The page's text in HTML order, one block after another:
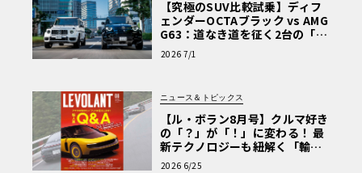
【究極のSUV比較試乗】ディフ
ェンダーOCTAブラック vs AMG
G63：道なき道を征く2台の「対
極的アプローチ」
2026 7/1
ニュース＆トピックス
【ル・ボラン8月号】クルマ好き
の「？」が「！」に変わる！ 最
新テクノロジーも紐解く「輸入
車Q&A」
2026 6/25